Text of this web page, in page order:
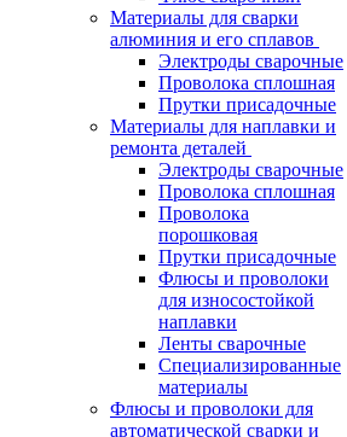
Материалы для сварки
алюминия и его сплавов
Электроды сварочные
Проволока сплошная
Прутки присадочные
Материалы для наплавки и
ремонта деталей
Электроды сварочные
Проволока сплошная
Проволока
порошковая
Прутки присадочные
Флюсы и проволоки
для износостойкой
наплавки
Ленты сварочные
Специализированные
материалы
Флюсы и проволоки для
автоматической сварки и